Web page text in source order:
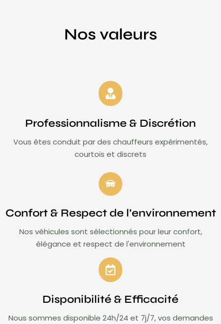
Nos valeurs
Professionnalisme & Discrétion
Vous êtes conduit par des chauffeurs expérimentés,
courtois et discrets
Confort & Respect de l’environnement
Nos véhicules sont sélectionnés pour leur confort,
élégance et respect de l'environnement
Disponibilité & Efficacité
Nous sommes disponible 24h/24 et 7j/7, vos demandes